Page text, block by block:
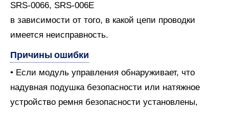
SRS-0066, SRS-006E
в зависимости от того, в какой цепи проводки
имеется неисправность.
Причины ошибки
• Если модуль управления обнаруживает, что
надувная подушка безопасности или натяжное
устройство ремня безопасности установлены,